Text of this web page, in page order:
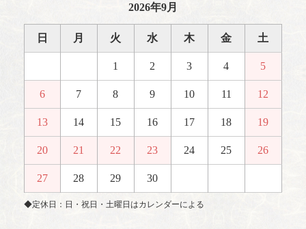
2026年9月
日 月 火 水 木 金 土
1 2 3 4 5
6 7 8 9 10 11 12
13 14 15 16 17 18 19
20 21 22 23 24 25 26
27 28 29 30
◆定休日：日・祝日・土曜日はカレンダーによる